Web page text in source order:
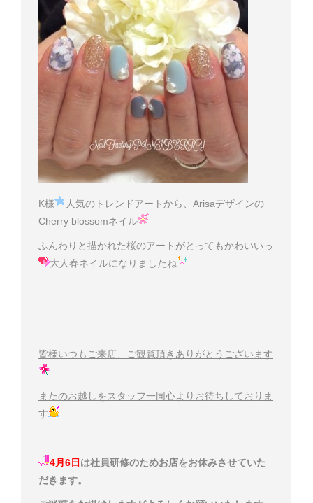
K様
人気のトレンドアートから、Arisaデザインの
Cherry blossomネイル
ふんわりと描かれた桜のアートがとってもかわいいっ
大人春ネイルになりましたね
皆様いつもご来店、ご観覧頂きありがとうございます
またのお越しをスタッフ一同心よりお待ちしておりま
す
4月6日 は社員研修のためお店をお休みさせていた
だきます。